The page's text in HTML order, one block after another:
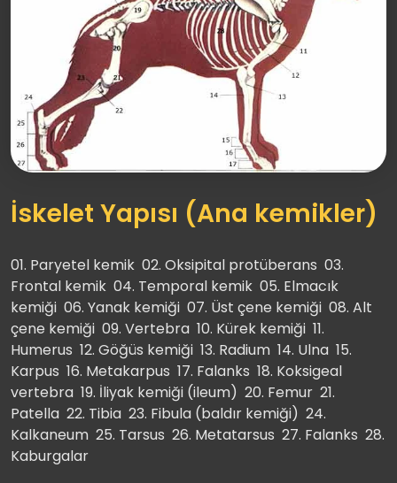
İskelet Yapısı (Ana kemikler)
01. Paryetel kemik 02. Oksipital protüberans 03.
Frontal kemik 04. Temporal kemik 05. Elmacık
kemiği 06. Yanak kemiği 07. Üst çene kemiği 08. Alt
çene kemiği 09. Vertebra 10. Kürek kemiği 11.
Humerus 12. Göğüs kemiği 13. Radium 14. Ulna 15.
Karpus 16. Metakarpus 17. Falanks 18. Koksigeal
vertebra 19. İliyak kemiği (ileum) 20. Femur 21.
Patella 22. Tibia 23. Fibula (baldır kemiği) 24.
Kalkaneum 25. Tarsus 26. Metatarsus 27. Falanks 28.
Kaburgalar